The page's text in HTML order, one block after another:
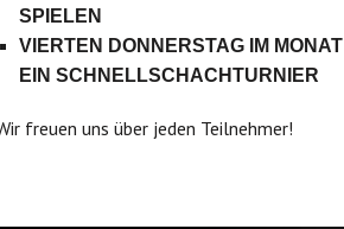
SPIELEN
VIERTEN DONNERSTAG IM MONAT
EIN SCHNELLSCHACHTURNIER
freuen uns über jeden Teilnehmer!